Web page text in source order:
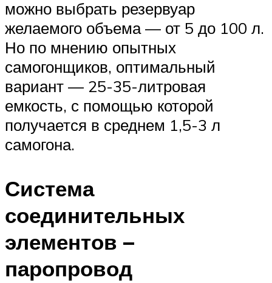
можно выбрать резервуар
желаемого объема — от 5 до 100 л.
Но по мнению опытных
самогонщиков, оптимальный
вариант — 25-35-литровая
емкость, с помощью которой
получается в среднем 1,5-3 л
самогона.
Система
соединительных
элементов –
паропровод